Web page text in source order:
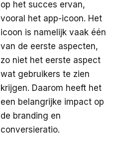
op het succes ervan,
vooral het app-icoon. Het
icoon is namelijk vaak één
van de eerste aspecten,
zo niet het eerste aspect
wat gebruikers te zien
krijgen. Daarom heeft het
een belangrijke impact op
de branding en
conversieratio.